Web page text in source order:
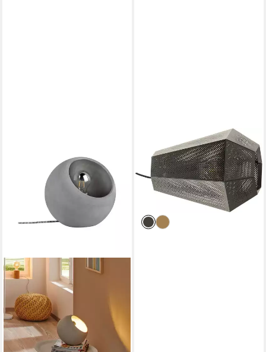
Tischleuchte CHIAVICA, ohne
Leuchtmittel
ab 27,52 € UVP87,90 €
lieferbar - in 3-4 Werktagen bei dir